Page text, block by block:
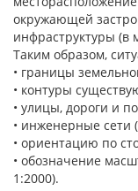
окружающей
инфраструктуры (в
Таким образом,
• границы
• контуры
• улицы, дороги и
• инженерные сети
• ориентацию по
• обозначение
1:2000).